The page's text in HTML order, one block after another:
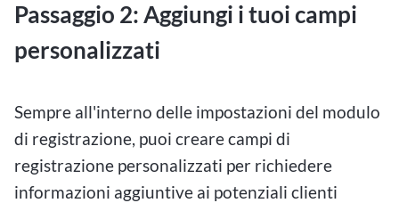
Passaggio 2: Aggiungi i tuoi campi
personalizzati
Sempre all'interno delle impostazioni del modulo
di registrazione, puoi creare campi di
registrazione personalizzati per richiedere
informazioni aggiuntive ai potenziali clienti